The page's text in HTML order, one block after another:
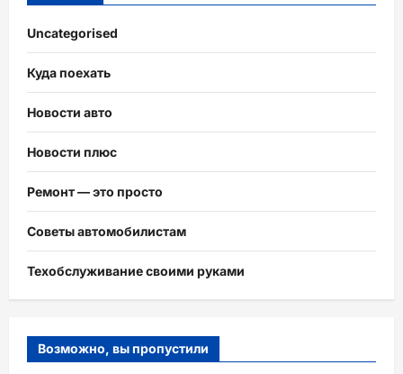
Uncategorised
Куда поехать
Новости авто
Новости плюс
Ремонт — это просто
Советы автомобилистам
Техобслуживание своими руками
Возможно, вы пропустили